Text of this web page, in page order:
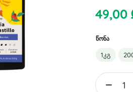
49,00
წონა
1კგ